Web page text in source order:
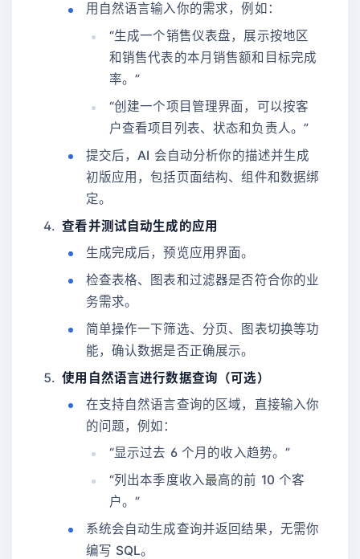
用自然语言输入你的需求，例如：
“生成一个销售仪表盘，展示按地区
和销售代表的本月销售额和目标完成
率。”
“创建一个项目管理界面，可以按客
户查看项目列表、状态和负责人。”
提交后，AI 会自动分析你的描述并生成
初版应用，包括页面结构、组件和数据绑
定。
查看并测试自动生成的应用
生成完成后，预览应用界面。
检查表格、图表和过滤器是否符合你的业
务需求。
简单操作一下筛选、分页、图表切换等功
能，确认数据是否正确展示。
使用自然语言进行数据查询（可选）
在支持自然语言查询的区域，直接输入你
的问题，例如：
“显示过去 6 个月的收入趋势。”
“列出本季度收入最高的前 10 个客
户。”
系统会自动生成查询并返回结果，无需你
编写 SQL。